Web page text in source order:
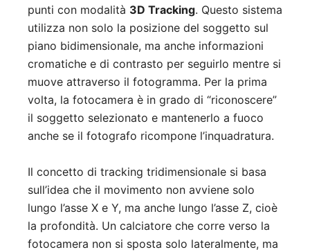
punti con modalità 3D Tracking. Questo sistema
utilizza non solo la posizione del soggetto sul
piano bidimensionale, ma anche informazioni
cromatiche e di contrasto per seguirlo mentre si
muove attraverso il fotogramma. Per la prima
volta, la fotocamera è in grado di “riconoscere”
il soggetto selezionato e mantenerlo a fuoco
anche se il fotografo ricompone l’inquadratura.
Il concetto di tracking tridimensionale si basa
sull’idea che il movimento non avviene solo
lungo l’asse X e Y, ma anche lungo l’asse Z, cioè
la profondità. Un calciatore che corre verso la
fotocamera non si sposta solo lateralmente, ma